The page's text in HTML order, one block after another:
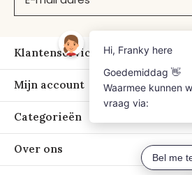
Klantenservice
Mijn account
Categorieën
Over ons